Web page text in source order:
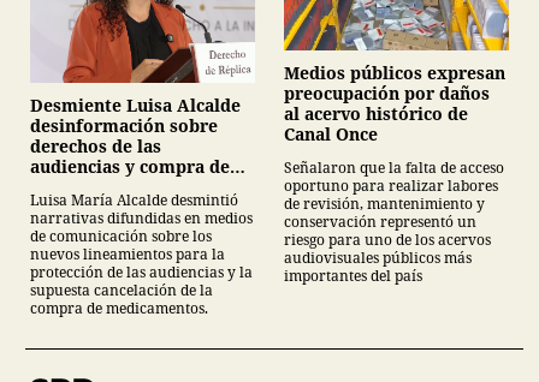
Desmiente Luisa Alcalde
desinformación sobre
derechos de las
audiencias y compra de
Luisa María Alcalde desmintió
narrativas difundidas en medios
de comunicación sobre los
nuevos lineamientos para la
protección de las audiencias y la
supuesta cancelación de la
compra de medicamentos.
Medios públicos expresan
preocupación por daños
al acervo histórico de
Canal Once
Señalaron que la falta de acceso
oportuno para realizar labores
de revisión, mantenimiento y
conservación representó un
riesgo para uno de los acervos
audiovisuales públicos más
importantes del país